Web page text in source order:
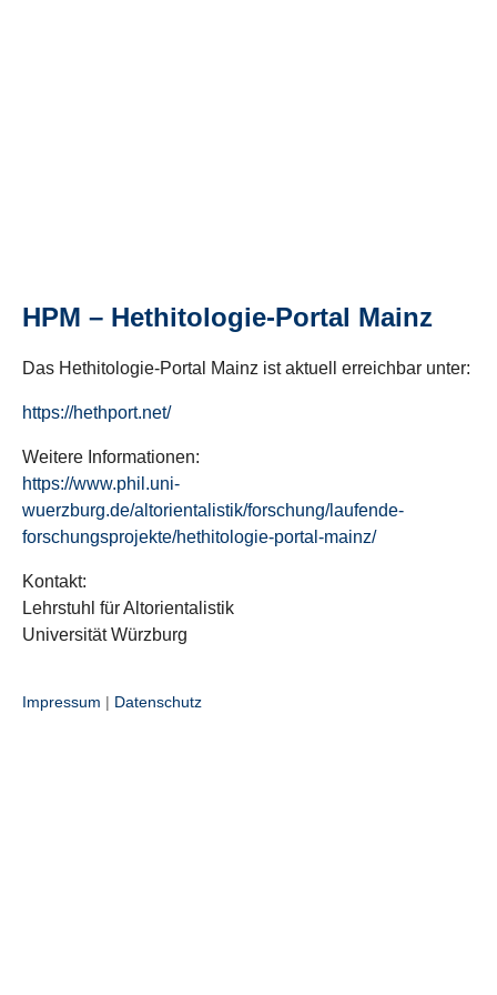
HPM – Hethitologie-Portal Mainz
Das Hethitologie-Portal Mainz ist aktuell erreichbar unter:
https://hethport.net/
Weitere Informationen:
https://www.phil.uni-
wuerzburg.de/altorientalistik/forschung/laufende-
forschungsprojekte/hethitologie-portal-mainz/
Kontakt:
Lehrstuhl für Altorientalistik
Universität Würzburg
Impressum | Datenschutz